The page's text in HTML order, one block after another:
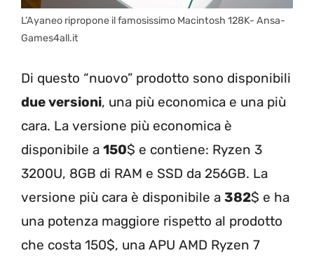
L’Ayaneo ripropone il famosissimo Macintosh 128K- Ansa-
Games4all.it
Di questo “nuovo” prodotto sono disponibili
due versioni, una più economica e una più
cara. La versione più economica è
disponibile a 150$ e contiene: Ryzen 3
3200U, 8GB di RAM e SSD da 256GB. La
versione più cara è disponibile a 382$ e ha
una potenza maggiore rispetto al prodotto
che costa 150$, una APU AMD Ryzen 7